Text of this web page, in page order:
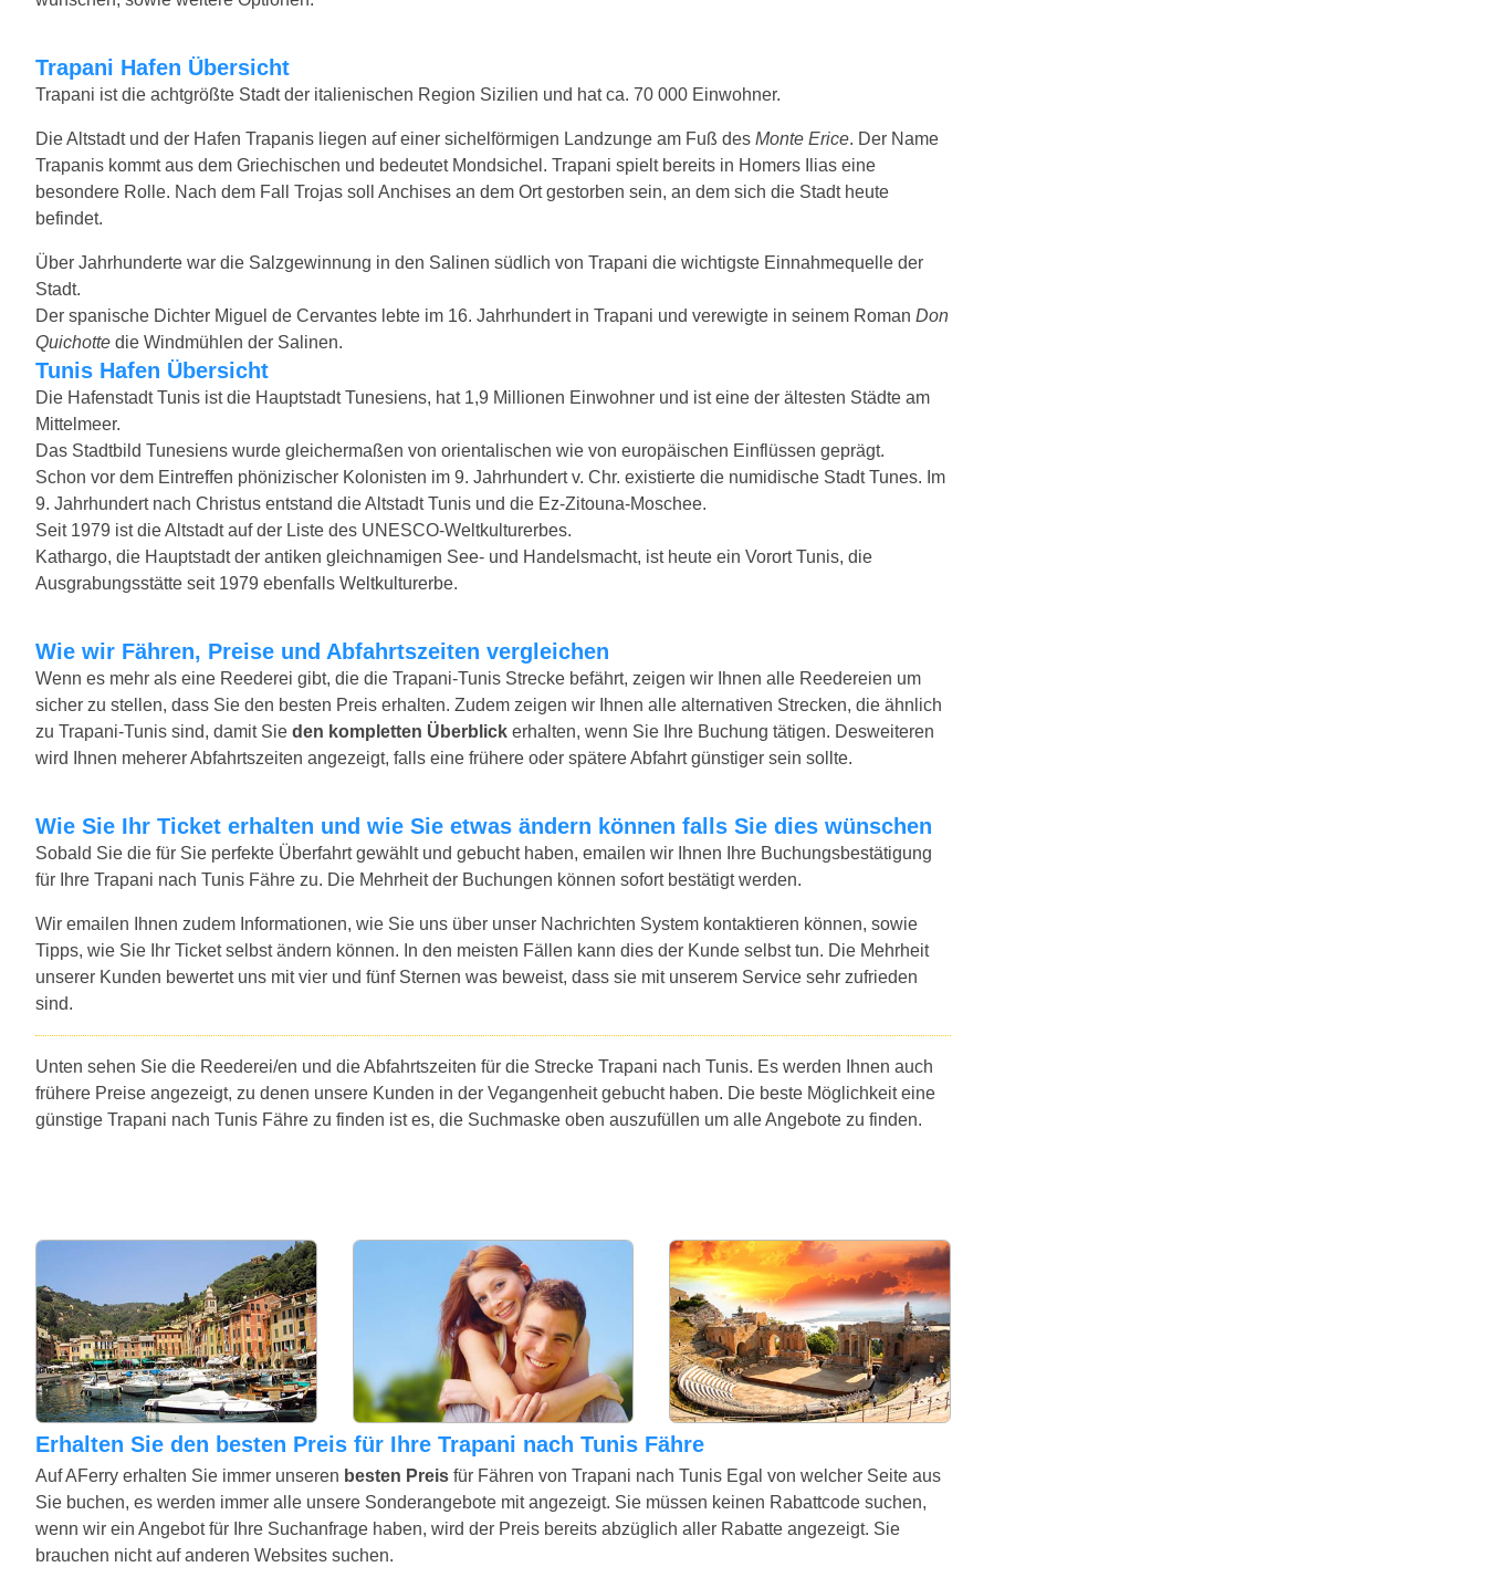
Trapani Hafen Übersicht
Trapani ist die achtgrößte Stadt der italienischen Region Sizilien und hat ca. 70 000 Einwohner.
Die Altstadt und der Hafen Trapanis liegen auf einer sichelförmigen Landzunge am Fuß des Monte Erice. Der Name
Trapanis kommt aus dem Griechischen und bedeutet Mondsichel. Trapani spielt bereits in Homers Ilias eine
besondere Rolle. Nach dem Fall Trojas soll Anchises an dem Ort gestorben sein, an dem sich die Stadt heute
befindet.
Über Jahrhunderte war die Salzgewinnung in den Salinen südlich von Trapani die wichtigste Einnahmequelle der
Stadt.
Der spanische Dichter Miguel de Cervantes lebte im 16. Jahrhundert in Trapani und verewigte in seinem Roman Don
Quichotte die Windmühlen der Salinen.
Tunis Hafen Übersicht
Die Hafenstadt Tunis ist die Hauptstadt Tunesiens, hat 1,9 Millionen Einwohner und ist eine der ältesten Städte am
Mittelmeer.
Das Stadtbild Tunesiens wurde gleichermaßen von orientalischen wie von europäischen Einflüssen geprägt.
Schon vor dem Eintreffen phönizischer Kolonisten im 9. Jahrhundert v. Chr. existierte die numidische Stadt Tunes. Im
9. Jahrhundert nach Christus entstand die Altstadt Tunis und die Ez-Zitouna-Moschee.
Seit 1979 ist die Altstadt auf der Liste des UNESCO-Weltkulturerbes.
Kathargo, die Hauptstadt der antiken gleichnamigen See- und Handelsmacht, ist heute ein Vorort Tunis, die
Ausgrabungsstätte seit 1979 ebenfalls Weltkulturerbe.
Wie wir Fähren, Preise und Abfahrtszeiten vergleichen
Wenn es mehr als eine Reederei gibt, die die Trapani-Tunis Strecke befährt, zeigen wir Ihnen alle Reedereien um
sicher zu stellen, dass Sie den besten Preis erhalten. Zudem zeigen wir Ihnen alle alternativen Strecken, die ähnlich
zu Trapani-Tunis sind, damit Sie den kompletten Überblick erhalten, wenn Sie Ihre Buchung tätigen. Desweiteren
wird Ihnen meherer Abfahrtszeiten angezeigt, falls eine frühere oder spätere Abfahrt günstiger sein sollte.
Wie Sie Ihr Ticket erhalten und wie Sie etwas ändern können falls Sie dies wünschen
Sobald Sie die für Sie perfekte Überfahrt gewählt und gebucht haben, emailen wir Ihnen Ihre Buchungsbestätigung
für Ihre Trapani nach Tunis Fähre zu. Die Mehrheit der Buchungen können sofort bestätigt werden.
Wir emailen Ihnen zudem Informationen, wie Sie uns über unser Nachrichten System kontaktieren können, sowie
Tipps, wie Sie Ihr Ticket selbst ändern können. In den meisten Fällen kann dies der Kunde selbst tun. Die Mehrheit
unserer Kunden bewertet uns mit vier und fünf Sternen was beweist, dass sie mit unserem Service sehr zufrieden
sind.
Unten sehen Sie die Reederei/en und die Abfahrtszeiten für die Strecke Trapani nach Tunis. Es werden Ihnen auch
frühere Preise angezeigt, zu denen unsere Kunden in der Vegangenheit gebucht haben. Die beste Möglichkeit eine
günstige Trapani nach Tunis Fähre zu finden ist es, die Suchmaske oben auszufüllen um alle Angebote zu finden.
Erhalten Sie den besten Preis für Ihre Trapani nach Tunis Fähre
Auf AFerry erhalten Sie immer unseren besten Preis für Fähren von Trapani nach Tunis Egal von welcher Seite aus
Sie buchen, es werden immer alle unsere Sonderangebote mit angezeigt. Sie müssen keinen Rabattcode suchen,
wenn wir ein Angebot für Ihre Suchanfrage haben, wird der Preis bereits abzüglich aller Rabatte angezeigt. Sie
brauchen nicht auf anderen Websites suchen.